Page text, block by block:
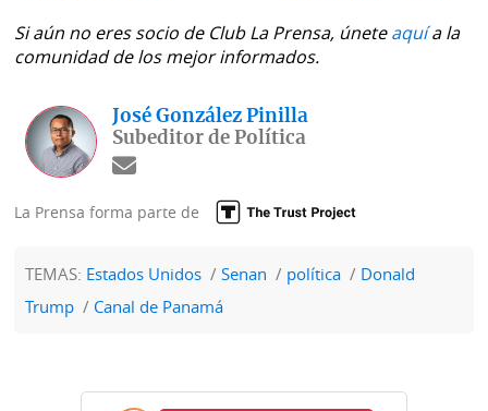
Si aún no eres socio de Club La Prensa, úneteaquía la
comunidad de los mejor informados.
José González Pinilla
Subeditor de Política
La Prensa forma parte de
TEMAS: Estados Unidos Senan política
Donald
Trump
Canal de Panamá